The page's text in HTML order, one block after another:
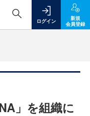
ログイン
新規
会員登録
」を組織に